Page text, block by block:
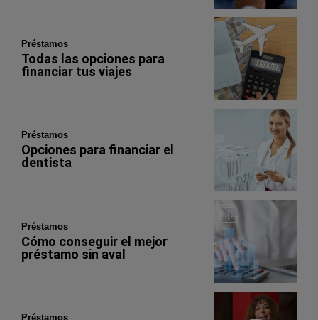
Préstamos
Todas las opciones para
financiar tus viajes
Préstamos
Opciones para financiar el
dentista
Préstamos
Cómo conseguir el mejor
préstamo sin aval
Préstamos